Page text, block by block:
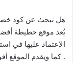
هل تبحث عن كود
يُعد موقع حطيطة أفضل
الإعتماد عليها في
. كما ويقدم الموقع